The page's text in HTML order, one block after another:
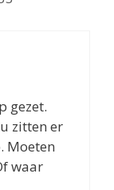
gezet.
zitten er
Moeten
waar